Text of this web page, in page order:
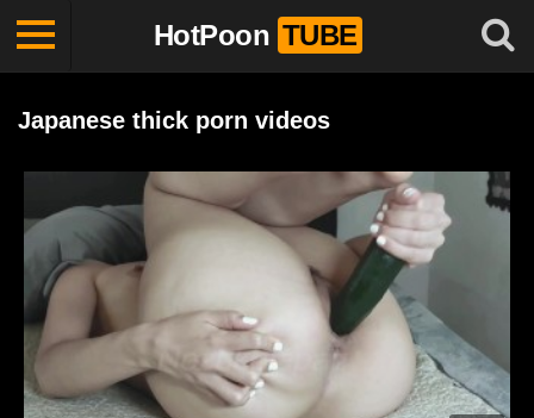
HotPoon TUBE
Japanese thick porn videos